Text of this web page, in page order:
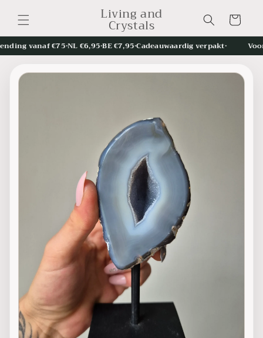
passer
au
contenu
Living and
Crystals Panier
vanaf €75•NL €6,95•BE €7,95•Cadeauwaardig verpakt• Voor